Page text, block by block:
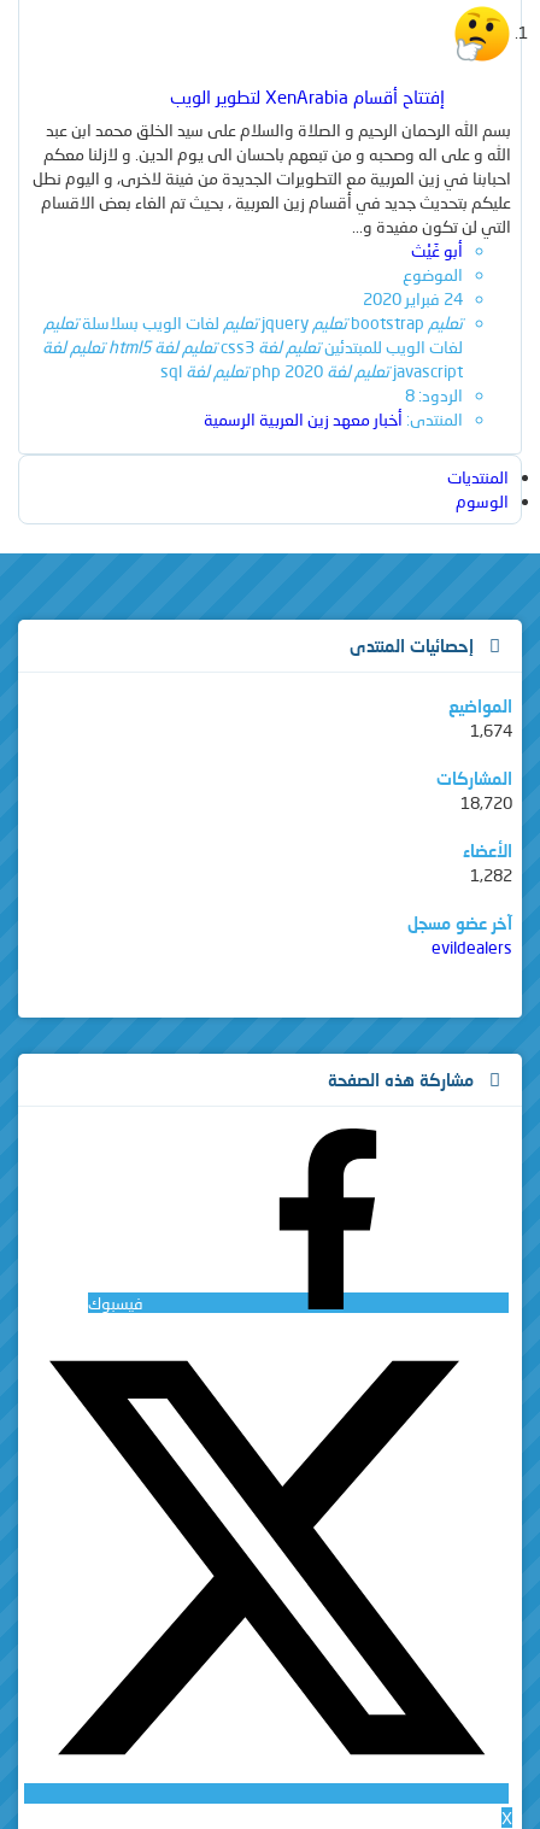
بواسطة:
بحث متقدم…
إفتتاح أقسام XenArabia لتطوير الويب
بسم الله الرحمان الرحيم و الصلاة والسلام على سيد الخلق محمد ابن عبد
الله و على اله وصحبه و من تبعهم باحسان الى يوم الدين. و لازلنا معكم
احبابنا في زين العربية مع التطويرات الجديدة من فينة لاخرى، و اليوم نطل
عليكم بتحديث جديد في أقسام زين العربية ، بحيث تم الغاء بعض الاقسام
التي لن تكون مفيدة و...
أبو غَيْث
الموضوع
24 فبراير 2020
تعليم
تعليم تعليم لغات الويب بسلاسلةتعليم
لغات الويب للمبتدئينتعليم لغة تعليم لغة html5 تعليم لغة
javascript تعليم لغة تعليم لغة
الردود: 8
المنتدى: أخبار معهد زين العربية الرسمية
المنتديات
الوسوم
إحصائيات المنتدى
المواضيع
1,674
المشاركات
18,720
الأعضاء
1,282
آخر عضو مسجل
evildealers
مشاركة هذه الصفحة
فيسبوك
X